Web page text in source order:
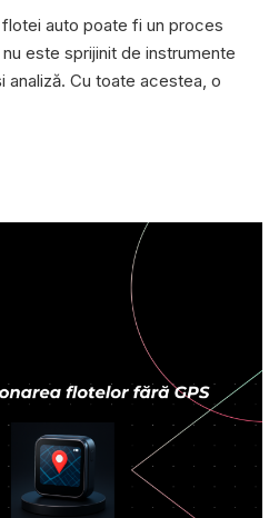
auto poate fi un proces
este sprijinit de instrumente
Cu toate acestea, o